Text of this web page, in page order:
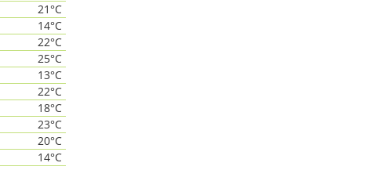
21°C
14°C
22°C
25°C
13°C
22°C
18°C
23°C
20°C
14°C